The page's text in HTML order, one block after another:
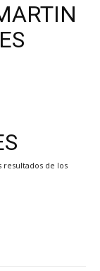
resultados de los